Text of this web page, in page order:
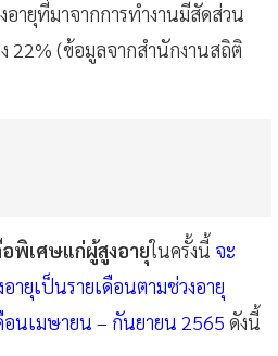
ายุที่มาจากการทำงานมีสัดส่วน
22% (ข้อมูลจากสำนักงานสถิติ
อพิเศษแก่ผู้สูงอายุในครั้งนี้ จะ
ายุเป็นรายเดือนตามช่วงอายุ
อนเมษายน – กันยายน 2565 ดังนี้